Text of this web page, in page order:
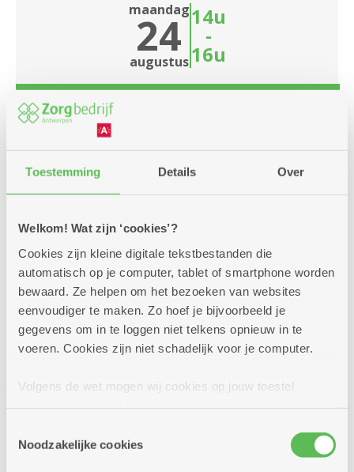
Toestemming Details Over
Welkom! Wat zijn ‘cookies’?
Cookies zijn kleine digitale tekstbestanden die
automatisch op je computer, tablet of smartphone worden
bewaard. Ze helpen om het bezoeken van websites
eenvoudiger te maken. Zo hoef je bijvoorbeeld je
gegevens om in te loggen niet telkens opnieuw in te
voeren. Cookies zijn niet schadelijk voor je computer.
Volgens de wet mogen wij cookies op jouw toestel
cookies hebben we jouw toestemming nodig. Sommige
cookies worden geplaatst door derde partijen die een
Noodzakelijke cookies
maandag
24
augustus
14u
-
16u
Sjoelen in De Olijftak
Dienstencentrum De Olijftak
Word jij 'De Olijftak Sjoelkampioen'? Kom dan
Meer info
dinsdag
25 10u
11u